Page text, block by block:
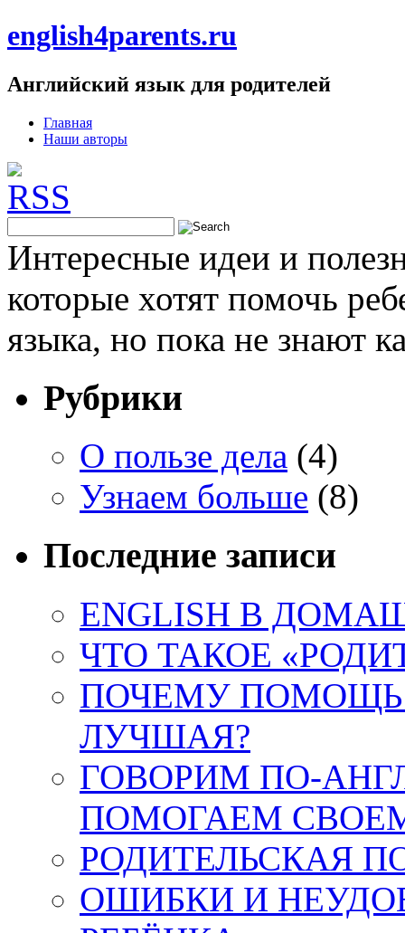
english4parents.ru
Английский язык для родителей
Главная
Наши авторы
Интересные идеи и
которые хотят помочь
языка, но пока не знают
Рубрики
О пользе дела (4)
Узнаем больше (8)
Последние записи
ENGLISH В
ЧТО ТАКОЕ
ПОЧЕМУ ПОМОЩЬ
ЛУЧШАЯ?
ГОВОРИМ ПО-
ПОМОГАЕМ
РОДИТЕЛЬСКАЯ
ОШИБКИ И